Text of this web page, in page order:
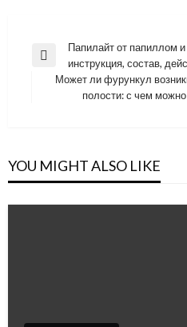
Навигация
записям
Previous
Папилайт от папиллом
инструкция, состав,
Может ли фурункул
полости: с чем
YOU MIGHT ALSO LIKE